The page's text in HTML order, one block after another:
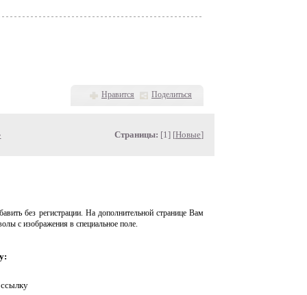
Нравится Поделиться
Страницы: [1] [Новые]
без регистрации. На дополнительной странице Вам
с изображения в специальное поле.